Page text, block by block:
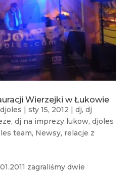
Wierzejki w Łukowie
djoles | sty 15, 2012 | dj, dj
, dj na imprezy lukow, djoles
team, Newsy, relacje z
zagraliśmy dwie